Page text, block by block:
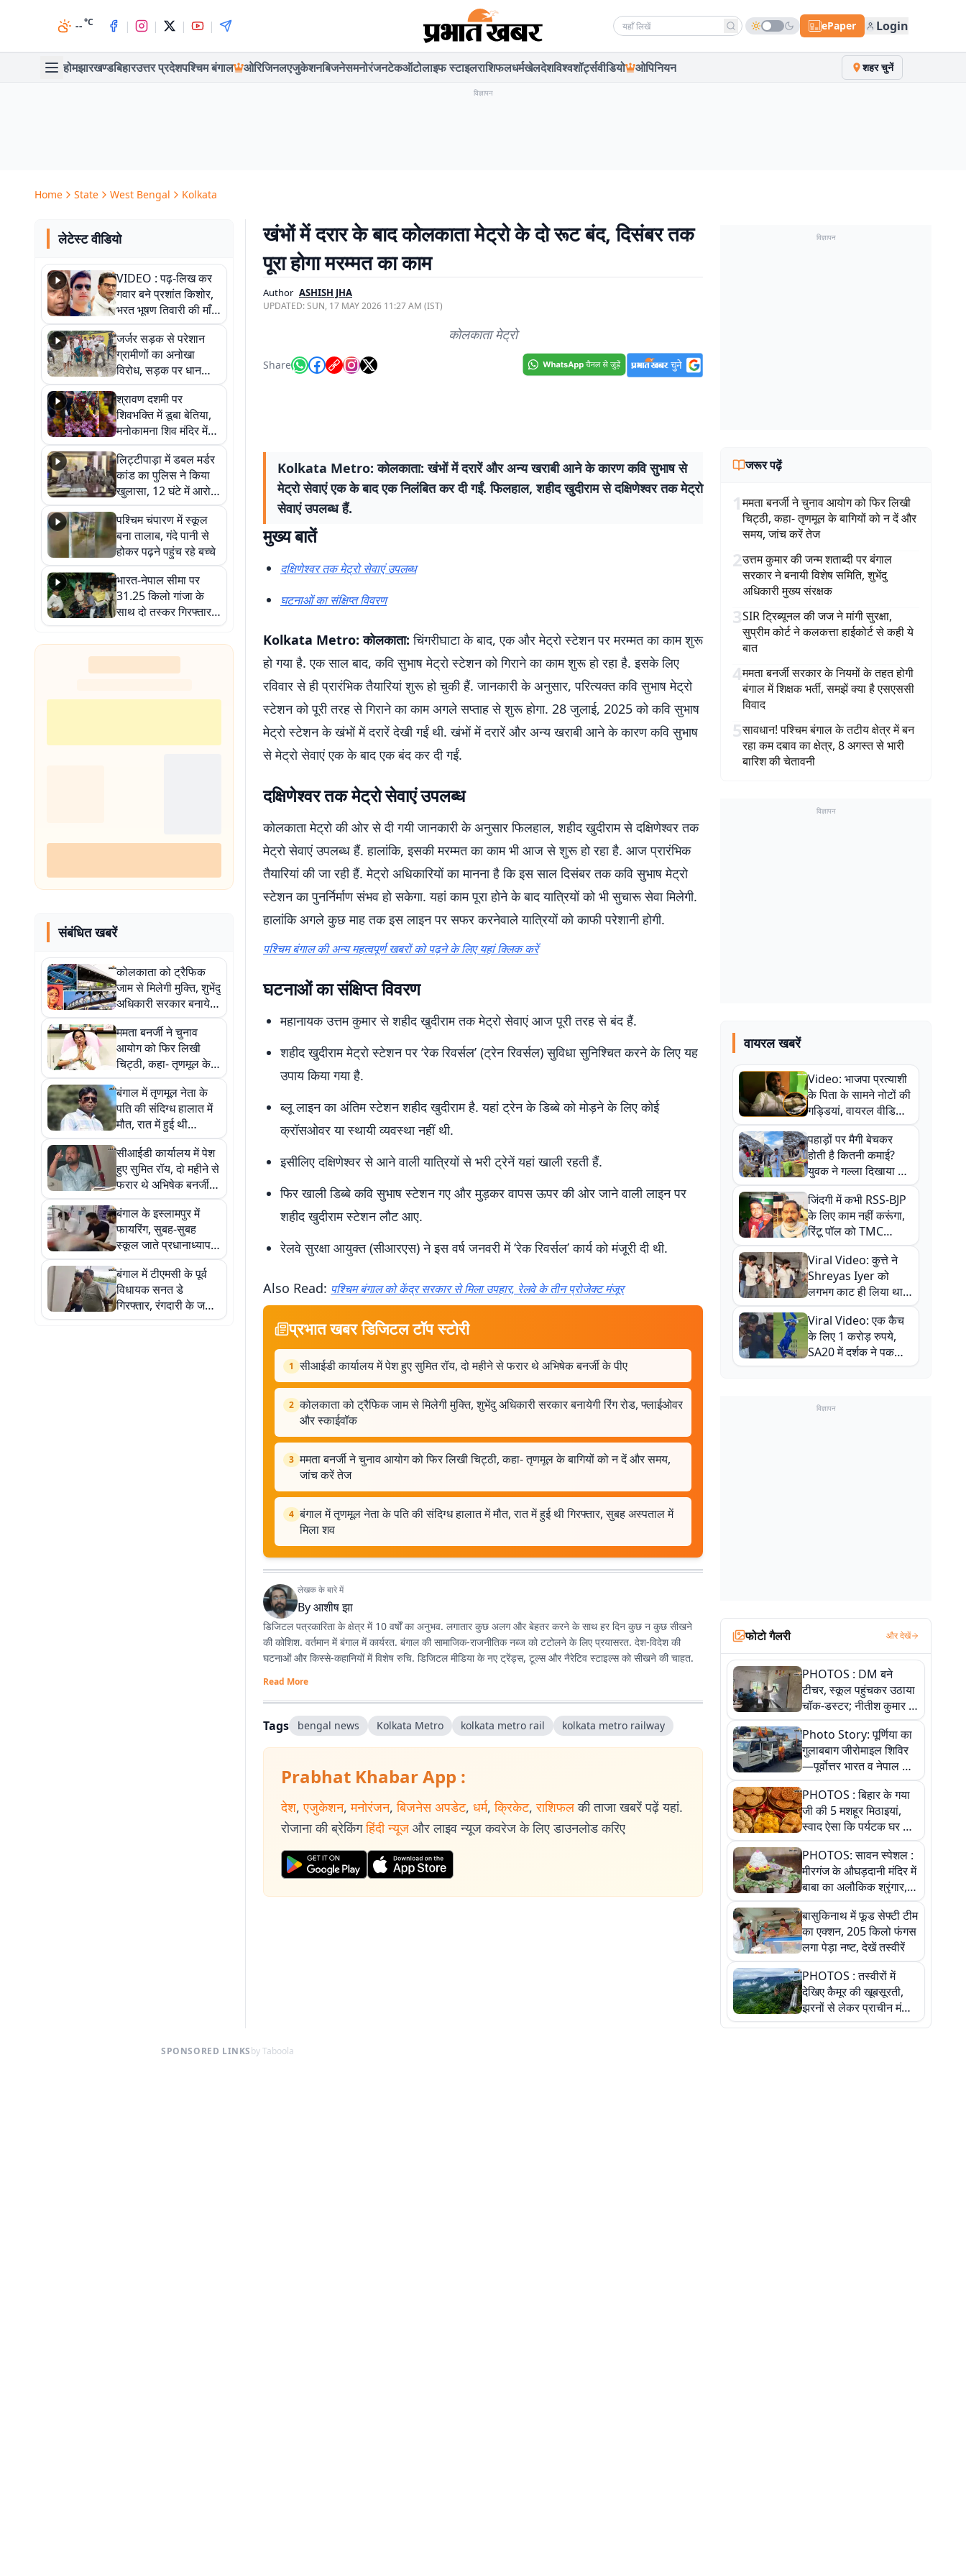
--°C | | | | Search news ePaper Login
होमझारखण्डबिहारउत्तर प्रदेशपश्चिम बंगाल ओरिजिनलएजुकेशनबिजनेसमनोरंजनटेकऑटोलाइफ स्टाइलराशिफलधर्मखेलदेशविश्वशॉर्ट्सवीडियो ओपिनियन शहर चुनें
विज्ञापन
Home State West Bengal Kolkata
लेटेस्ट वीडियो
VIDEO : पढ़-लिख कर
गवार बने प्रशांत किशोर,
भरत भूषण तिवारी की माँ ने
कहा नहीं थी उम्मीद, बेटा
था तो किसी को बोलने की
नहीं थी हिम्मत
जर्जर सड़क से परेशान
ग्रामीणों का अनोखा
विरोध, सड़क पर धान
रोपकर और खाद डालकर
जताया आक्रोश
श्रावण दशमी पर
शिवभक्ति में डूबा बेतिया,
मनोकामना शिव मंदिर में
हुआ भव्य श्रृंगार
लिट्टीपाड़ा में डबल मर्डर
कांड का पुलिस ने किया
खुलासा, 12 घंटे में आरोपी
गिरफ्तार
पश्चिम चंपारण में स्कूल
बना तालाब, गंदे पानी से
होकर पढ़ने पहुंच रहे बच्चे
भारत-नेपाल सीमा पर
31.25 किलो गांजा के
साथ दो तस्कर गिरफ्तार,
नेपाली नंबर की बाइक
जब्त
संबंधित खबरें
कोलकाता को ट्रैफिक
जाम से मिलेगी मुक्ति, शुभेंदु
अधिकारी सरकार बनायेगी
रिंग रोड, फ्लाईओवर और
स्काईवॉक
ममता बनर्जी ने चुनाव
आयोग को फिर लिखी
चिट्ठी, कहा- तृणमूल के
बागियों को न दें और समय,
जांच करें तेज
बंगाल में तृणमूल नेता के
पति की संदिग्ध हालात में
मौत, रात में हुई थी
गिरफ्तार, सुबह अस्पताल
में मिला शव
सीआईडी ​​कार्यालय में पेश
हुए सुमित रॉय, दो महीने से
फरार थे अभिषेक बनर्जी के
पीए
बंगाल के इस्लामपुर में
फायरिंग, सुबह-सुबह
स्कूल जाते प्रधानाध्यापक
को मारी गोली
बंगाल में टीएमसी के पूर्व
विधायक सनत डे
गिरफ्तार, रंगदारी के जरिए
जमीन हड़पने समेत लगे हैं
खंभों में दरार के बाद कोलकाता मेट्रो के दो रूट बंद, दिसंबर तक
पूरा होगा मरम्मत का काम
Author ASHISH JHA
UPDATED:SUN, 17 MAY 2026 11:27 AM (IST)
कोलकाता मेट्रो
Share
Kolkata Metro: कोलकाता: खंभों में दरारें और अन्य खराबी आने के कारण कवि सुभाष से
मेट्रो सेवाएं एक के बाद एक निलंबित कर दी गईं. फिलहाल, शहीद खुदीराम से दक्षिणेश्वर तक मेट्रो
सेवाएं उपलब्ध हैं.
मुख्य बातें
दक्षिणेश्वर तक मेट्रो सेवाएं उपलब्ध
घटनाओं का संक्षिप्त विवरण
Kolkata Metro: कोलकाता: चिंगरीघाटा के बाद, एक और मेट्रो स्टेशन पर मरम्मत का काम शुरू
हो गया है. एक साल बाद, कवि सुभाष मेट्रो स्टेशन को गिराने का काम शुरू हो रहा है. इसके लिए
रविवार से ही प्रारंभिक तैयारियां शुरू हो चुकी हैं. जानकारी के अनुसार, परित्यक्त कवि सुभाष मेट्रो
स्टेशन को पूरी तरह से गिराने का काम अगले सप्ताह से शुरू होगा. 28 जुलाई, 2025 को कवि सुभाष
मेट्रो स्टेशन के खंभों में दरारें देखी गईं थी. खंभों में दरारें और अन्य खराबी आने के कारण कवि सुभाष
से मेट्रो सेवाएं एक के बाद एक बंद कर दी गईं.
दक्षिणेश्वर तक मेट्रो सेवाएं उपलब्ध
कोलकाता मेट्रो की ओर से दी गयी जानकारी के अनुसार फिलहाल, शहीद खुदीराम से दक्षिणेश्वर तक
मेट्रो सेवाएं उपलब्ध हैं. हालांकि, इसकी मरम्मत का काम भी आज से शुरू हो रहा है. आज प्रारंभिक
तैयारियां की जा रही हैं. मेट्रो अधिकारियों का मानना ​​है कि इस साल दिसंबर तक कवि सुभाष मेट्रो
स्टेशन का पुनर्निर्माण संभव हो सकेगा. यहां काम पूरा होने के बाद यात्रियों को भी सुचारू सेवा मिलेगी.
हालांकि अगले कुछ माह तक इस लाइन पर सफर करनेवाले यात्रियों को काफी परेशानी होगी.
पश्चिम बंगाल की अन्य महत्वपूर्ण खबरों को पढ़ने के लिए यहां क्लिक करें
घटनाओं का संक्षिप्त विवरण
महानायक उत्तम कुमार से शहीद खुदीराम तक मेट्रो सेवाएं आज पूरी तरह से बंद हैं.
शहीद खुदीराम मेट्रो स्टेशन पर ‘रेक रिवर्सल’ (ट्रेन रिवर्सल) सुविधा सुनिश्चित करने के लिए यह
उपाय किया गया है.
ब्लू लाइन का अंतिम स्टेशन शहीद खुदीराम है. यहां ट्रेन के डिब्बे को मोड़ने के लिए कोई
क्रॉसओवर या स्थायी व्यवस्था नहीं थी.
इसीलिए दक्षिणेश्वर से आने वाली यात्रियों से भरी ट्रेनें यहां खाली रहती हैं.
फिर खाली डिब्बे कवि सुभाष स्टेशन गए और मुड़कर वापस ऊपर की ओर जाने वाली लाइन पर
शहीद खुदीराम स्टेशन लौट आए.
रेलवे सुरक्षा आयुक्त (सीआरएस) ने इस वर्ष जनवरी में ‘रेक रिवर्सल’ कार्य को मंजूरी दी थी.
Also Read: पश्चिम बंगाल को केंद्र सरकार से मिला उपहार, रेलवे के तीन प्रोजेक्ट मंजूर
प्रभात खबर डिजिटल टॉप स्टोरी
1 सीआईडी ​​कार्यालय में पेश हुए सुमित रॉय, दो महीने से फरार थे अभिषेक बनर्जी के पीए
2 कोलकाता को ट्रैफिक जाम से मिलेगी मुक्ति, शुभेंदु अधिकारी सरकार बनायेगी रिंग रोड, फ्लाईओवर
और स्काईवॉक
3 ममता बनर्जी ने चुनाव आयोग को फिर लिखी चिट्ठी, कहा- तृणमूल के बागियों को न दें और समय,
जांच करें तेज
4 बंगाल में तृणमूल नेता के पति की संदिग्ध हालात में मौत, रात में हुई थी गिरफ्तार, सुबह अस्पताल में
मिला शव
लेखक के बारे में
Byआशीष झा
डिजिटल पत्रकारिता के क्षेत्र में 10 वर्षों का अनुभव. लगातार कुछ अलग और बेहतर करने के साथ हर दिन कुछ न कुछ सीखने
की कोशिश. वर्तमान में बंगाल में कार्यरत. बंगाल की सामाजिक-राजनीतिक नब्ज को टटोलने के लिए प्रयासरत. देश-विदेश की
घटनाओं और किस्से-कहानियों में विशेष रुचि. डिजिटल मीडिया के नए ट्रेंड्स, टूल्स और नैरेटिव स्टाइल्स को सीखने की चाहत.
Read More
Tags bengal news Kolkata Metro kolkata metro rail kolkata metro railway
Prabhat Khabar App :
देश, एजुकेशन, मनोरंजन, बिजनेस अपडेट, धर्म, क्रिकेट, राशिफल की ताजा खबरें पढ़ें यहां.
रोजाना की ब्रेकिंग हिंदी न्यूज और लाइव न्यूज कवरेज के लिए डाउनलोड करिए
विज्ञापन
जरूर पढ़ें
1ममता बनर्जी ने चुनाव आयोग को फिर लिखी
चिट्ठी, कहा- तृणमूल के बागियों को न दें और
समय, जांच करें तेज
2उत्तम कुमार की जन्म शताब्दी पर बंगाल
सरकार ने बनायी विशेष समिति, शुभेंदु
अधिकारी मुख्य संरक्षक
3SIR ट्रिब्यूनल की जज ने मांगी सुरक्षा,
सुप्रीम कोर्ट ने कलकत्ता हाईकोर्ट से कही ये
बात
4ममता बनर्जी सरकार के नियमों के तहत होगी
बंगाल में शिक्षक भर्ती, समझें क्या है एसएससी
विवाद
5सावधान! पश्चिम बंगाल के तटीय क्षेत्र में बन
रहा कम दबाव का क्षेत्र, 8 अगस्त से भारी
बारिश की चेतावनी
विज्ञापन
वायरल खबरें
Video: भाजपा प्रत्याशी
के पिता के सामने नोटों की
गड्डियां, वायरल वीडियो
से राजनीति में उबाल,
अजित महतो बोले- TMC
की गंदी चाल
पहाड़ों पर मैगी बेचकर
होती है कितनी कमाई?
युवक ने गल्ला दिखाया तो
नौकरी वालों के खड़े हो गए
कान
जिंदगी में कभी RSS-BJP
के लिए काम नहीं करूंगा,
रिंटू पॉल को TMC
ऑफिस में ले जाकर पीटा,
Video वायरल
Viral Video: कुत्ते ने
Shreyas Iyer को
लगभग काट ही लिया था,
न्यूजीलैंड सीरीज से पहले
बाल-बाल बचे
Viral Video: एक कैच
के लिए 1 करोड़ रुपये,
SA20 में दर्शक ने पकड़ा
एक हाथ से गजब का कैच
विज्ञापन
फोटो गैलरी और देखें
PHOTOS : DM बने
टीचर, स्कूल पहुंचकर उठाया
चॉक-डस्टर; नीतीश कुमार के
इस चहेते अधिकारी को
जानिए
Photo Story: पूर्णिया का
गुलाबबाग जीरोमाइल शिविर
—पूर्वोत्तर भारत व नेपाल के
कांवरियों का प्रमुख सेवा धाम
PHOTOS : बिहार के गया
जी की 5 मशहूर मिठाइयां,
स्वाद ऐसा कि पर्यटक घर ले
जाना नहीं भूलते, तस्वीरों में
देखें
PHOTOS: सावन स्पेशल :
मीरगंज के औघड़दानी मंदिर में
बाबा का अलौकिक श्रृंगार,
तस्वीरों में देखें महादेव के कई
मनमोहक स्वरूप
बासुकिनाथ में फूड सेफ्टी टीम
का एक्शन, 205 किलो फंगस
लगा पेड़ा नष्ट, देखें तस्वीरें
PHOTOS : तस्वीरों में
देखिए कैमूर की खूबसूरती,
झरनों से लेकर प्राचीन मंदिरों
तक प्रकृति और आस्था का
SPONSORED LINKSby Taboola